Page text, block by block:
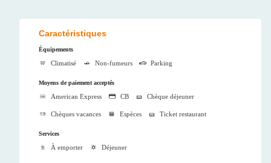
Caractéristiques
Équipements
Climatisé Non-fumeurs Parking
Moyens de paiement acceptés
American Express CB Chèque déjeuner
Chèques vacances Espèces Ticket restaurant
Services
À emporter Déjeuner